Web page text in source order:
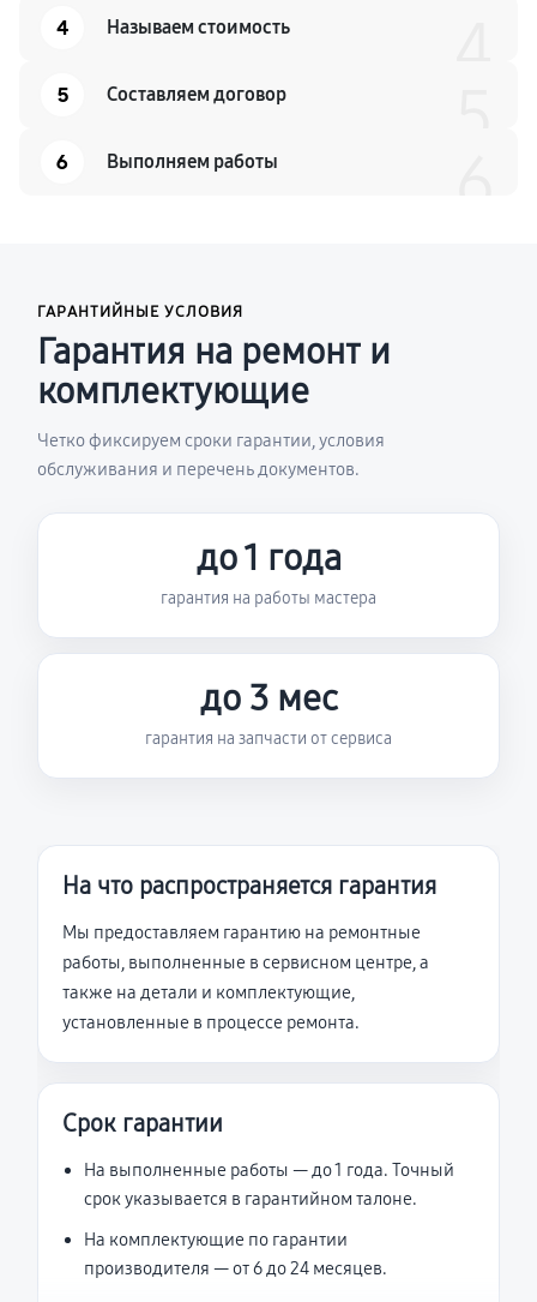
4 Называем стоимость
5 Составляем договор
6 Выполняем работы
ГАРАНТИЙНЫЕ УСЛОВИЯ
Гарантия на ремонт и
комплектующие
Четко фиксируем сроки гарантии, условия
обслуживания и перечень документов.
до 1 года
гарантия на работы мастера
до 3 мес
гарантия на запчасти от сервиса
На что распространяется гарантия
Мы предоставляем гарантию на ремонтные
работы, выполненные в сервисном центре, а
также на детали и комплектующие,
установленные в процессе ремонта.
Срок гарантии
На выполненные работы — до 1 года. Точный
срок указывается в гарантийном талоне.
На комплектующие по гарантии
производителя — от 6 до 24 месяцев.